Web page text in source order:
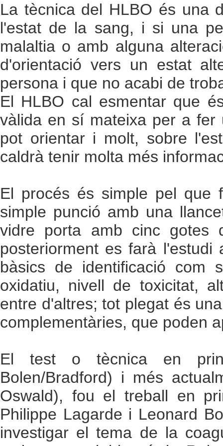
La tècnica del HLBO és una
l'estat de la sang, i si una
malaltia o amb alguna
d'orientació vers un estat
persona i que no acabi de
El HLBO cal esmentar que
vàlida en sí mateixa per a
pot orientar i molt, sobre
caldrà tenir molta més
El procés és simple pel que
simple punció amb una
vidre porta amb cinc gotes
posteriorment es farà
bàsics de identificació com
oxidatiu, nivell de toxicitat,
entre d'altres; tot plegat és
complementàries, que poden
El test o tècnica en
Bolen/Bradford) i més
Oswald), fou el treball en
Philippe Lagarde i Leonard
investigar el tema de la